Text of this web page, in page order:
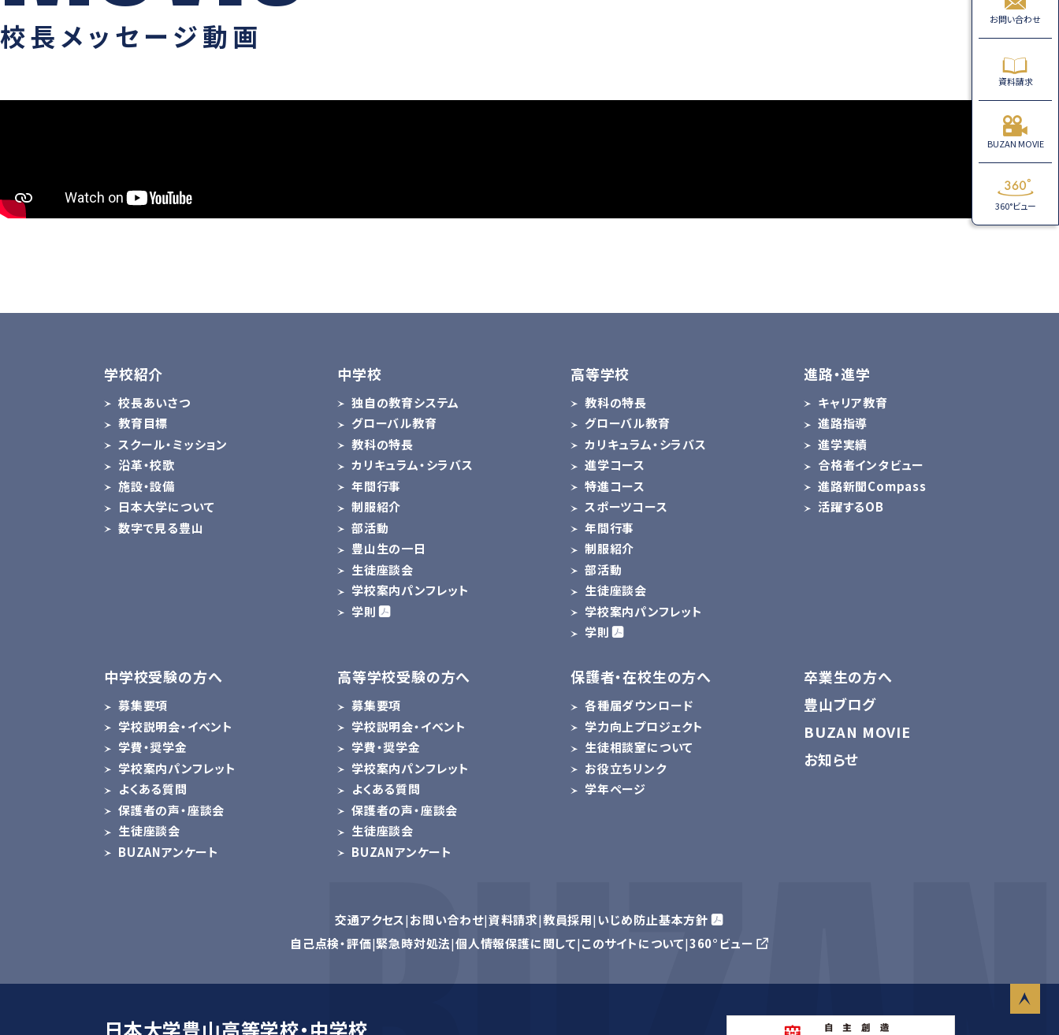
お問い合わせ
資料請求
BUZAN MOVIE
360°ビュー
校長メッセージ動画
学校紹介
校長あいさつ
教育目標
スクール・ミッション
沿革・校歌
施設・設備
日本大学について
数字で見る豊山
中学校
独自の教育システム
グローバル教育
教科の特長
カリキュラム・シラバス
年間行事
制服紹介
部活動
豊山生の一日
生徒座談会
学校案内パンフレット
学則
高等学校
教科の特長
グローバル教育
カリキュラム・シラバス
進学コース
特進コース
スポーツコース
年間行事
制服紹介
部活動
生徒座談会
学校案内パンフレット
学則
進路・進学
キャリア教育
進路指導
進学実績
合格者インタビュー
進路新聞Compass
活躍するOB
中学校受験の方へ
募集要項
学校説明会・イベント
学費・奨学金
学校案内パンフレット
よくある質問
保護者の声・座談会
生徒座談会
BUZANアンケート
高等学校受験の方へ
募集要項
学校説明会・イベント
学費・奨学金
学校案内パンフレット
よくある質問
保護者の声・座談会
生徒座談会
BUZANアンケート
保護者・在校生の方へ
各種届ダウンロード
学力向上プロジェクト
生徒相談室について
お役立ちリンク
学年ページ
卒業生の方へ
豊山ブログ
BUZAN MOVIE
お知らせ
交通アクセス お問い合わせ 資料請求 教員採用 いじめ防止基本方針
自己点検・評価 緊急時対処法 個人情報保護に関して このサイトについて 360°ビュー
日本大学豊山高等学校・中学校